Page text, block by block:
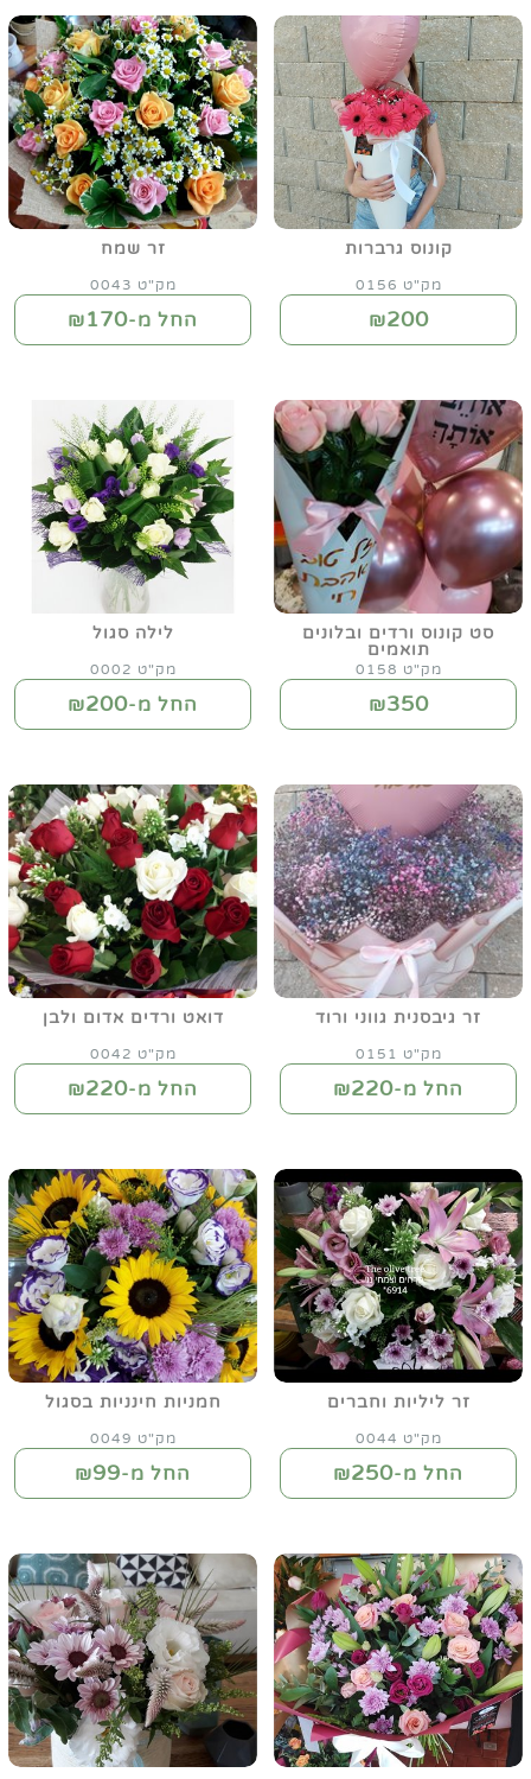
קונוס גרברות
מק"ט 0156
₪200
זר שמח
מק"ט 0043
החל מ-₪170
סט קונוס ורדים ובלונים
תואמים
מק"ט 0158
₪350
לילה סגול
מק"ט 0002
החל מ-₪200
זר גיבסנית גווני ורוד
מק"ט 0151
החל מ-₪220
דואט ורדים אדום ולבן
מק"ט 0042
החל מ-₪220
זר ליליות וחברים
מק"ט 0044
החל מ-₪250
חמניות חינניות בסגול
מק"ט 0049
החל מ-₪99